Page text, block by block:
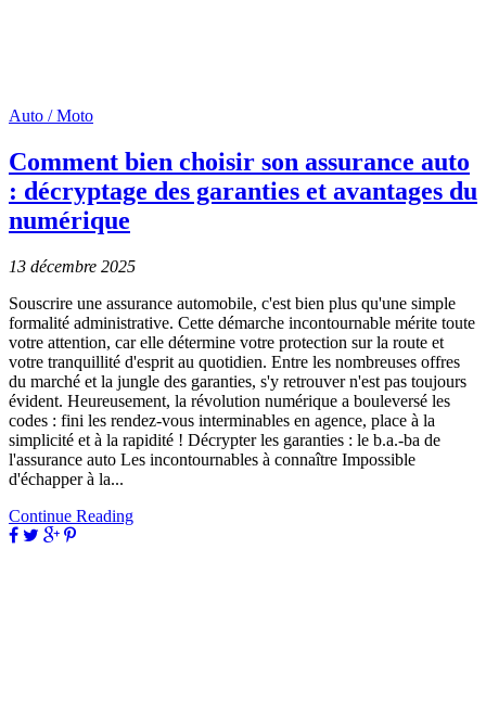
Auto / Moto
Comment bien choisir son assurance auto
: décryptage des garanties et avantages du
numérique
13 décembre 2025
Souscrire une assurance automobile, c'est bien plus qu'une simple
formalité administrative. Cette démarche incontournable mérite toute
votre attention, car elle détermine votre protection sur la route et
votre tranquillité d'esprit au quotidien. Entre les nombreuses offres
du marché et la jungle des garanties, s'y retrouver n'est pas toujours
évident. Heureusement, la révolution numérique a bouleversé les
codes : fini les rendez-vous interminables en agence, place à la
simplicité et à la rapidité ! Décrypter les garanties : le b.a.-ba de
l'assurance auto Les incontournables à connaître Impossible
d'échapper à la...
Continue Reading